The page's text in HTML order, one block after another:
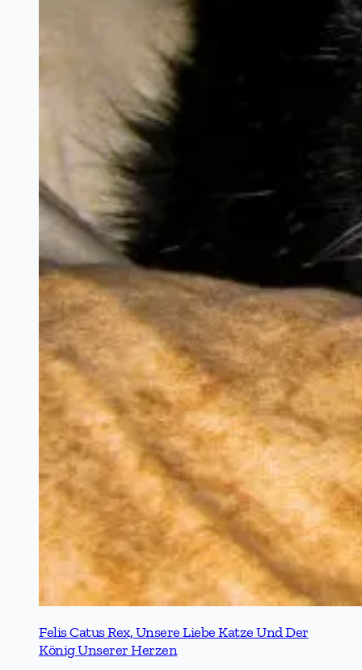
Felis Catus Rex, Unsere Liebe Katze Und Der
König Unserer Herzen